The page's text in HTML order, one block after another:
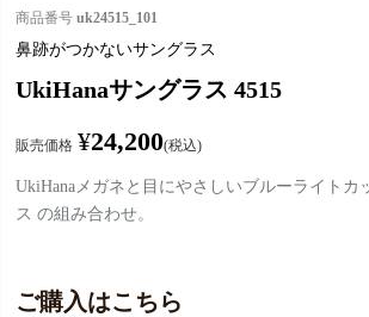
商品番号 uk24515_101
鼻跡がつかないサングラス
UkiHanaサングラス 4515
販売価格 ¥24,200 税込
UkiHanaメガネと目にやさしいブルーライトカ
ス の組み合わせ。
ご購入はこちら